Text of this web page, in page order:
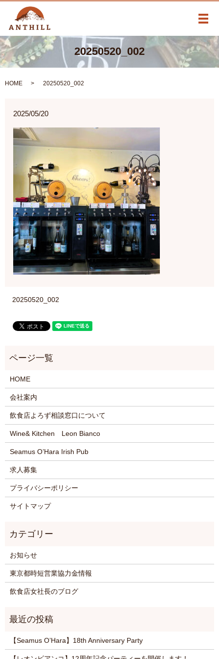
メ
20250520_002
HOME 20250520_002
2025/05/20
20250520_002
HOME
会社案内
飲食店よろず相談窓口について
Wine& Kitchen Leon Bianco
Seamus O’Hara Irish Pub
求人募集
プライバシーポリシー
サイトマップ
お知らせ
東京都時短営業協力金情報
飲食店女社長のブログ
【Seamus O’Hara】18th Anniversary Party